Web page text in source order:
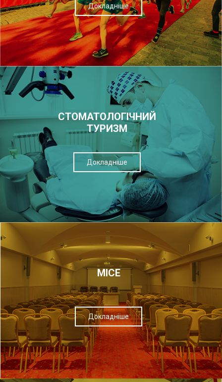
Докладніше
СТОМАТОЛОГІЧНИЙ
ТУРИЗМ
Докладніше
МІСЕ
Докладніше